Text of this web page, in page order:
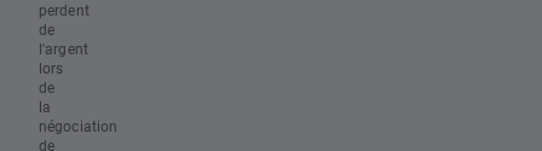
perdent
de
l'argent
lors
de
la
négociation
de